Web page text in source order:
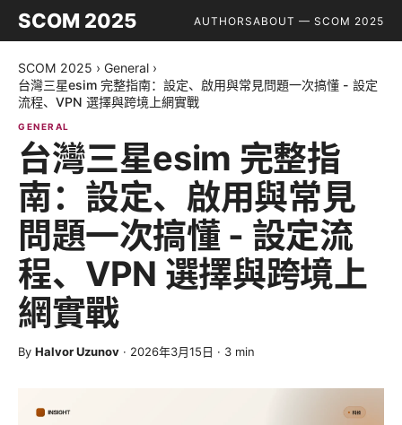
SCOM 2025 AUTHORSABOUT — SCOM 2025
SCOM 2025 › General ›
台灣三星esim 完整指南：設定、啟用與常見問題一次搞懂 - 設定
流程、VPN 選擇與跨境上網實戰
GENERAL
台灣三星esim 完整指
南：設定、啟用與常見
問題一次搞懂 - 設定流
程、VPN 選擇與跨境上
網實戰
By Halvor Uzunov · 2026年3月15日 · 3 min